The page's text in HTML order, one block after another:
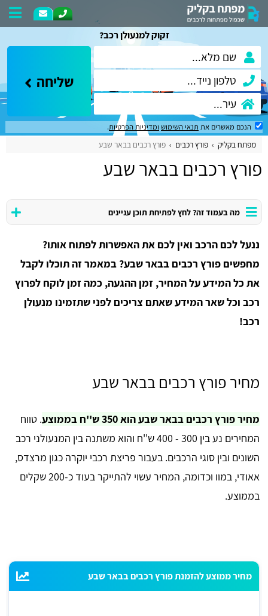
זקוק למנעולן רכב?
שליחה
הנכם מאשרים את תנאי השימוש ומדיניות הפרטיות.
מפתח בקליק פורץ רכבים פורץ רכבים בבאר שבע
פורץ רכבים בבאר שבע
מה בעמוד זה? לחץ לפתיחת תוכן עניינים
ננעל לכם הרכב ואין לכם את האפשרות לפתוח אותו?
מחפשים פורץ רכבים בבאר שבע? במאמר זה תוכלו לקבל
את כל המידע על המחיר, זמן ההגעה, כמה זמן לוקח לפרוץ
רכב וכל שאר המידע שאתם צריכים לפני שתזמינו מנעולן
רכב!
מחיר פורץ רכבים בבאר שבע
מחיר פורץ רכבים בבאר שבע הוא 350 ש''ח בממוצע
. טווח
המחירים נע בין 300 - 400 ש''ח והוא משתנה בין המנעולני רכב
השונים ובין סוגי הרכבים. בעבור פריצת רכבי יוקרה כגון מרצדס,
אאודי, במוו וכדומה, המחיר עשוי להתייקר בעוד כ-200 שקלים
בממוצע.
מחיר ממוצע להזמנת פורץ רכבים בבאר שבע